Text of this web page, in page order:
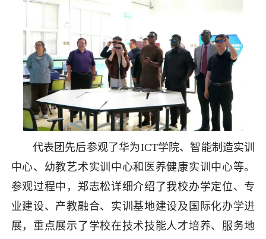
代表团先后参观了华为ICT学院、智能制造实训
中心、幼教艺术实训中心和医养健康实训中心等。
参观过程中，郑志松详细介绍了我校办学定位、专
业建设、产教融合、实训基地建设及国际化办学进
展，重点展示了学校在技术技能人才培养、服务地